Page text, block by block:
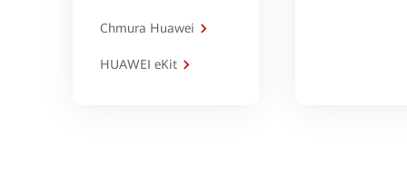
Chmura Huawei
HUAWEI eKit